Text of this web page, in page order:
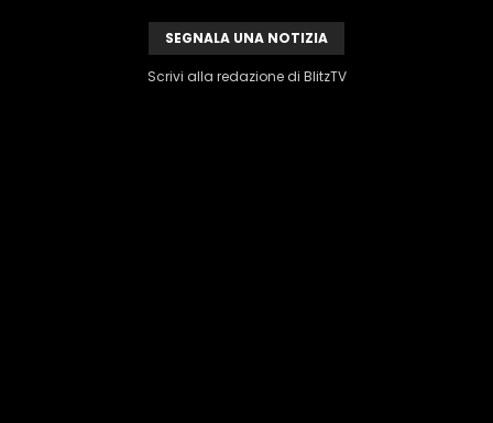
SEGNALA UNA NOTIZIA
Scrivi alla redazione di BlitzTV